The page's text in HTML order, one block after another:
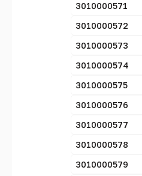
3010000571
3010000572
3010000573
3010000574
3010000575
3010000576
3010000577
3010000578
3010000579